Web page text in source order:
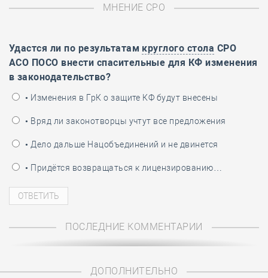
МНЕНИЕ СРО
Удастся ли по результатам круглого стола СРО
АСО ПОСО внести спасительные для КФ изменения
в законодательство?
• Изменения в ГрК о защите КФ будут внесены
• Вряд ли законотворцы учтут все предложения
• Дело дальше Нацобъединений и не двинется
• Придётся возвращаться к лицензированию…
ПОСЛЕДНИЕ КОММЕНТАРИИ
ДОПОЛНИТЕЛЬНО